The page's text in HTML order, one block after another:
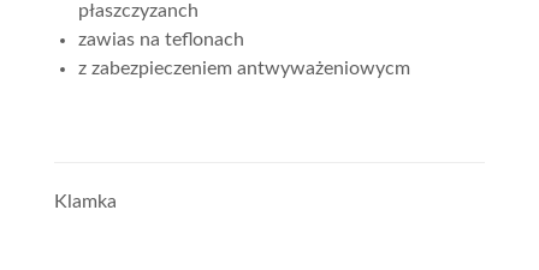
płaszczyzanch
zawias na teflonach
z zabezpieczeniem antwyważeniowycm
Klamka